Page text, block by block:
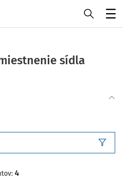
sídla
4